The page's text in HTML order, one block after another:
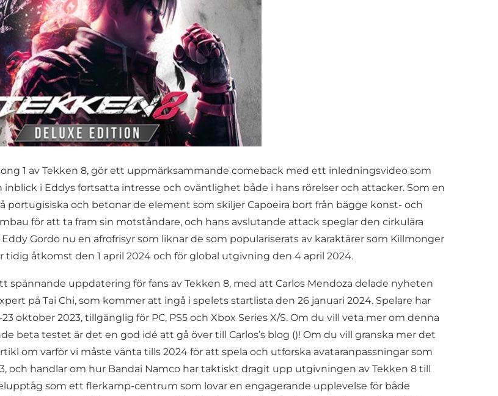
1 av Tekken 8, gör ett uppmärksammande comeback med ett inledningsvideo som
i Eddys fortsatta intresse och oväntlighet både i hans rörelser och attacker. Som en
portugisiska och betonar de element som skiljer Capoeira bort från bägge konst- och
för att ta fram sin motståndare, och hans avslutande attack speglar den cirkulära
Gordo nu en afrofrisyr som liknar de som populariserats av karaktärer som Killmonger
tidig åtkomst den 1 april 2024 och för global utgivning den 4 april 2024.
uppdatering för fans av Tekken 8, med att Carlos Mendoza delade nyheten
på Tai Chi, som kommer att ingå i spelets startlista den 26 januari 2024. Spelare har
2023, tillgänglig för PC, PS5 och Xbox Series X/S. Om du vill veta mer om denna
beta testet är det en god idé att gå över till Carlos’s blog ()! Om du vill granska mer det
om varför vi måste vänta tills 2024 för att spela och utforska avataranpassningar som
och handlar om hur Bandai Namco har taktiskt dragit upp utgivningen av Tekken 8 till
som ett flerkamp-centrum som lovar en engagerande upplevelse för både